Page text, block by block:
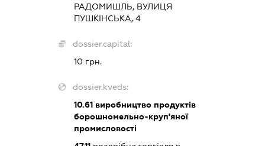
РАДОМИШЛЬ, ВУЛИЦЯ
ПУШКІНСЬКА, 4
dossier.capital:
10 грн.
dossier.kveds:
10.61виробництво продуктів
борошномельно-круп'яної
промисловості